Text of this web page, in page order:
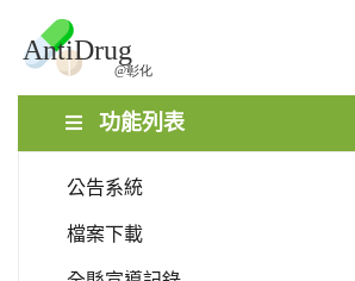
功能列表
公告系統
檔案下載